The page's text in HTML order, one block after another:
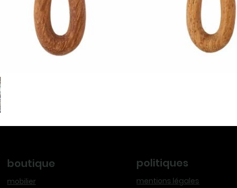
boutique
mobilier
politiques
mentions légales